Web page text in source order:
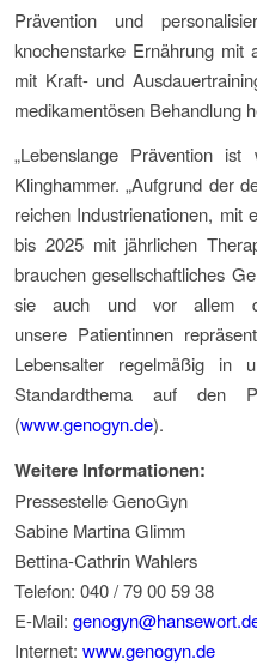
Prävention und
knochenstarke Ernährung mit
mit Kraft- und
medikamentösen Behandlung
„Lebenslange Prävention
Klinghammer. „Aufgrund der
reichen Industrienationen, mit
bis 2025 mit jährlichen
brauchen gesellschaftliches
sie auch und vor allem
unsere Patientinnen
Lebensalter regelmäßig in
Standardthema auf den
(www.genogyn.de).
Weitere Informationen:
Pressestelle GenoGyn
Sabine Martina Glimm
Bettina-Cathrin Wahlers
Telefon: 040 / 79 00 59 38
E-Mail:
Internet: www.genogyn.de